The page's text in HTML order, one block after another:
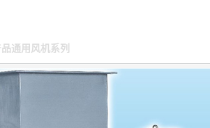
通用风机系列